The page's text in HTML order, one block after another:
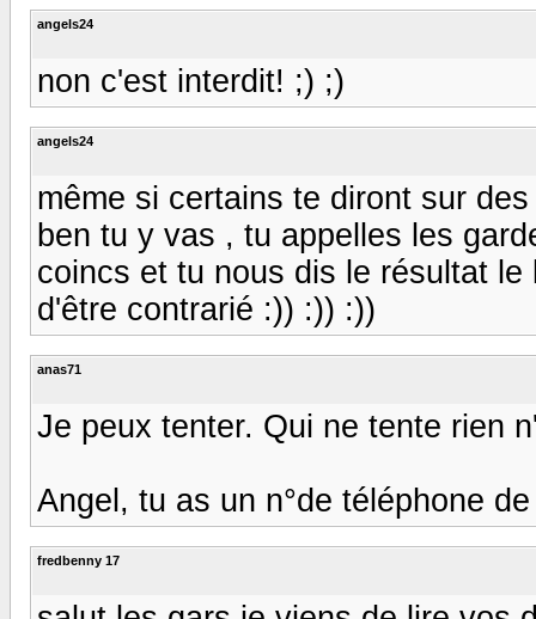
angels24
non c'est interdit! ;) ;)
angels24
même si certains te diront sur
ben tu y vas , tu appelles les
coincs et tu nous dis le résultat
d'être contrarié :)) :)) :))
anas71
Je peux tenter. Qui ne tente rien
Angel, tu as un n°de téléphone
fredbenny 17